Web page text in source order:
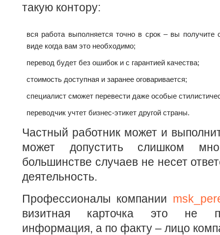
такую контору:
вся работа выполняется точно в срок – вы получите
виде когда вам это необходимо;
перевод будет без ошибок и с гарантией качества;
стоимость доступная и заранее оговаривается;
специалист сможет перевести даже особые
переводчик учтет бизнес-этикет другой страны.
Частный работник может и
может допустить слишком
большинстве случаев не несет
деятельность.
Профессионалы компании
визитная карточка это не
информация, а по факту – лицо